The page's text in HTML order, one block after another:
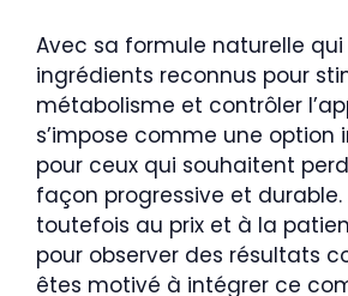
Avec sa formule naturelle
ingrédients reconnus pour
métabolisme et contrôler
s’impose comme une option
pour ceux qui souhaitent
façon progressive et
toutefois au prix et à la
pour observer des résultats
êtes motivé à intégrer ce